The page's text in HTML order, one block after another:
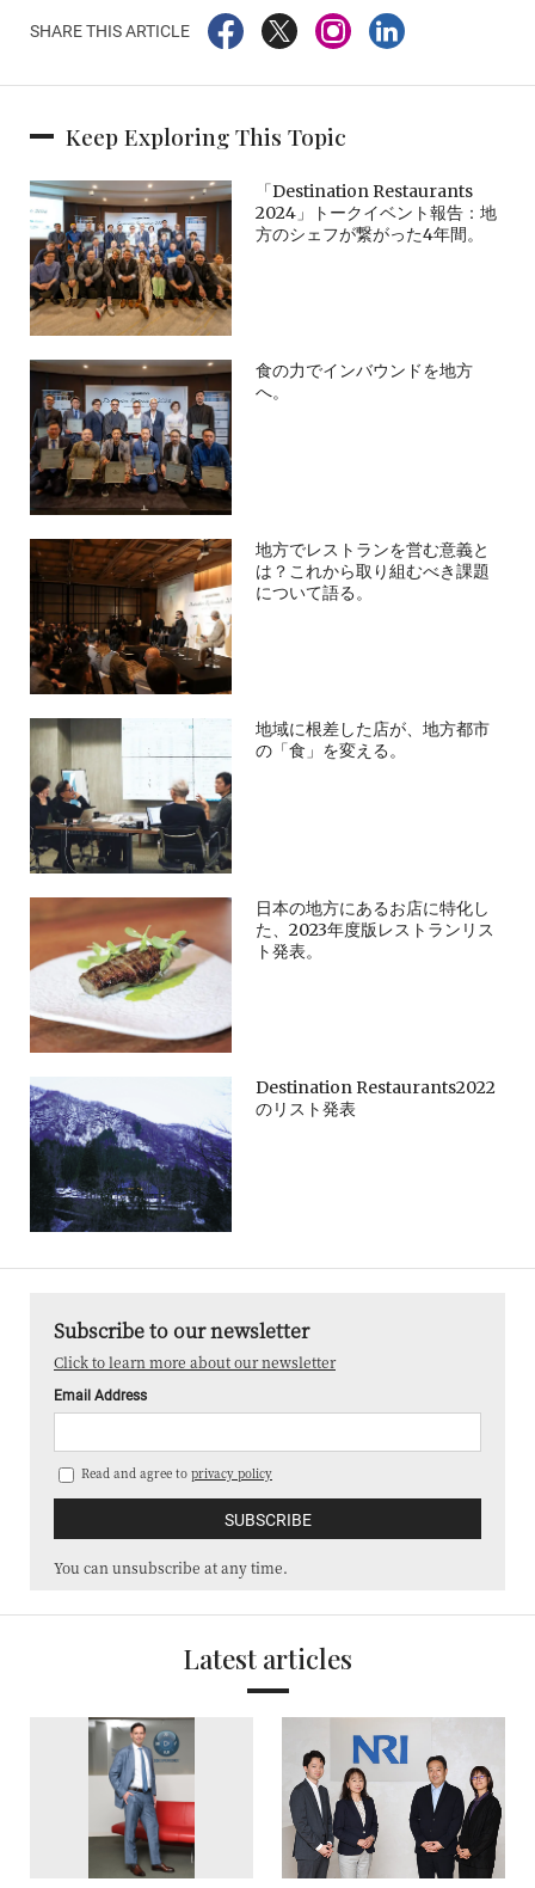
SHARE THIS ARTICLE
Keep Exploring This Topic
「Destination Restaurants
2024」トークイベント報告：地
方のシェフが繋がった4年間。
食の力でインバウンドを地方
へ。
地方でレストランを営む意義と
は？これから取り組むべき課題
について語る。
地域に根差した店が、地方都市
の「食」を変える。
日本の地方にあるお店に特化し
た、2023年度版レストランリス
ト発表。
Destination Restaurants2022
のリスト発表
Subscribe to our newsletter
Click to learn more about our newsletter
Email Address
Read and agree to privacy policy
You can unsubscribe at any time.
Latest articles